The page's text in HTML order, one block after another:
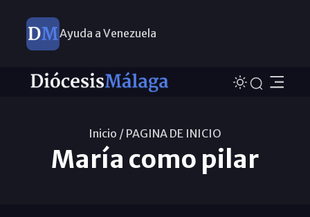
Ayuda a Venezuela
Inicio / PAGINA DE INICIO
María como pilar